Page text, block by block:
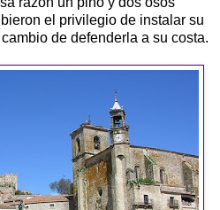
el privilegio de instalar su
de defenderla a su costa.